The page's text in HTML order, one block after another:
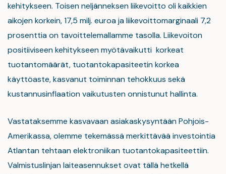
kehitykseen. Toisen neljänneksen liikevoitto oli kaikkien
aikojen korkein, 17,5 milj. euroa ja liikevoittomarginaali 7,2
prosenttia on tavoittelemallamme tasolla. Liikevoiton
positiiviseen kehitykseen myötävaikutti korkeat
tuotantomäärät, tuotantokapasiteetin korkea
käyttöaste, kasvanut toiminnan tehokkuus sekä
kustannusinflaation vaikutusten onnistunut hallinta.
Vastataksemme kasvavaan asiakaskysyntään Pohjois-
Amerikassa, olemme tekemässä merkittävää investointia
Atlantan tehtaan elektroniikan tuotantokapasiteettiin.
Valmistuslinjan laiteasennukset ovat tällä hetkellä